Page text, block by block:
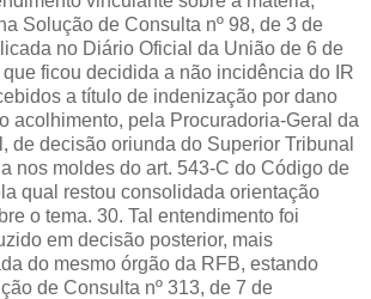
Solução de Consulta nº 98, de 3 de
no Diário Oficial da União de 6 de
ficou decidida a não incidência do IR
a título de indenização por dano
acolhimento, pela Procuradoria-Geral da
de decisão oriunda do Superior Tribunal
nos moldes do art. 543-C do Código de
qual restou consolidada orientação
o tema. 30. Tal entendimento foi
em decisão posterior, mais
do mesmo órgão da RFB, estando
de Consulta nº 313, de 7 de